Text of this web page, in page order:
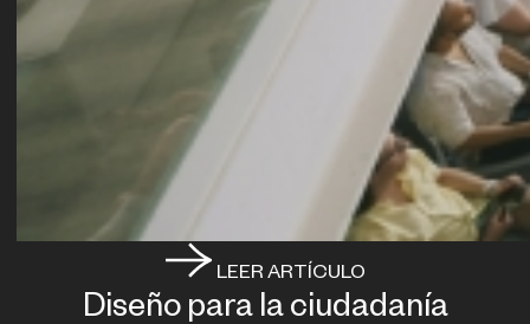
LEER ARTÍCULO
Diseño para la ciudadanía